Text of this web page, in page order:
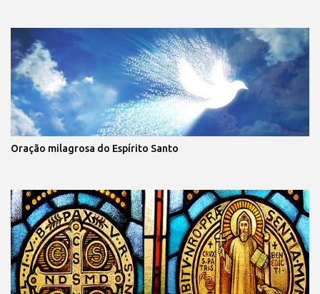
Oração milagrosa do Espírito Santo